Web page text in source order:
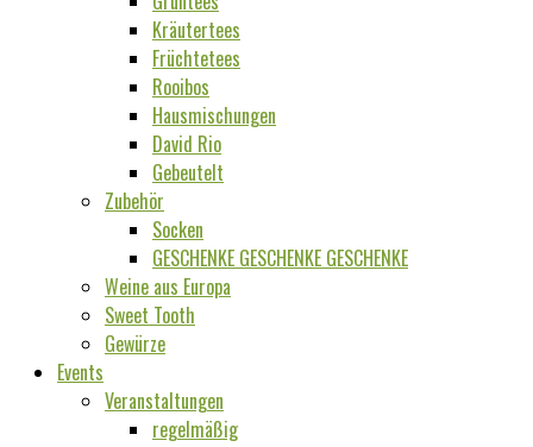
Kräutertees
Früchtetees
Rooibos
Hausmischungen
David Rio
Gebeutelt
Zubehör
Socken
GESCHENKE GESCHENKE GESCHENKE
Weine aus Europa
Sweet Tooth
Gewürze
Events
Veranstaltungen
regelmäßig